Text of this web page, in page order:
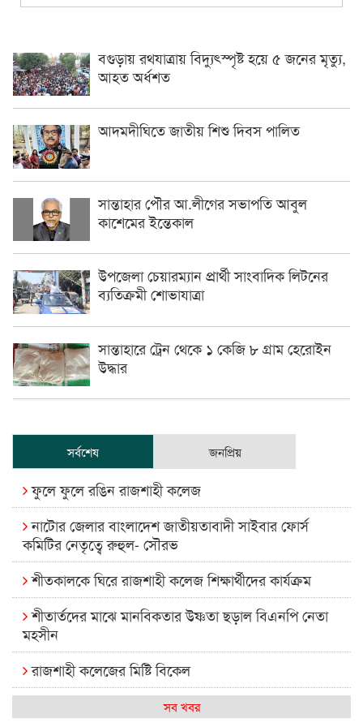
বগুড়ায় রথযাত্রায় বিদ্যুৎস্পৃষ্ট হয়ে ৫ জনের মৃত্যু,
আহত অর্ধশত
আদমদীঘিতে জাতীয় শিশু দিবস পালিত
সান্তাহার পৌর আ.লীগের সভাপতি আবুল
কাশেমের ইন্তেকাল
উপজেলা চেয়ারম্যান প্রার্থী সাংবাদিক লিটনের
ব্যতিক্রমী শোভাযাত্রা
সান্তাহারে ট্রেন থেকে ১ কেজি ৮ গ্রাম হেরোইন
উদ্ধার
সর্বশেষ জনপ্রিয়
ফুলে ফুলে রঙিন রাজশাহী কলেজ
নাটোর জেলার বাংলাদেশ জাতীয়তাবাদী সাইবার ফোর্স
কমিটির নেতৃত্বে রুহুল- সৌরভ
শীতকালকে ঘিরে রাজশাহী কলেজ শিক্ষার্থীদের কার্যক্রম
শীতার্তদের মাঝে মানবিকতার উষ্ণতা ছড়াল বিএনপি নেতা
মহসীন
রাজশাহী কলেজের মিষ্টি বিকেল
কেমন আছে আমাদের দেশের মধ্যবিত্তরা
সব খবর